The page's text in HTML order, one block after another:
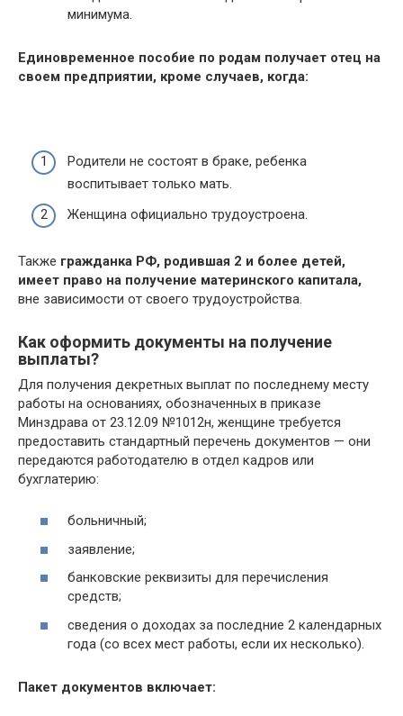
минимума.
Единовременное пособие по родам получает отец на
своем предприятии, кроме случаев, когда:
Родители не состоят в браке, ребенка
воспитывает только мать.
Женщина официально трудоустроена.
Также гражданка РФ, родившая 2 и более детей,
имеет право на получение материнского капитала,
вне зависимости от своего трудоустройства.
Как оформить документы на получение
выплаты?
Для получения декретных выплат по последнему месту
работы на основаниях, обозначенных в приказе
Минздрава от 23.12.09 №1012н, женщине требуется
предоставить стандартный перечень документов — они
передаются работодателю в отдел кадров или
бухглатерию:
больничный;
заявление;
банковские реквизиты для перечисления
средств;
сведения о доходах за последние 2 календарных
года (со всех мест работы, если их несколько).
Пакет документов включает: